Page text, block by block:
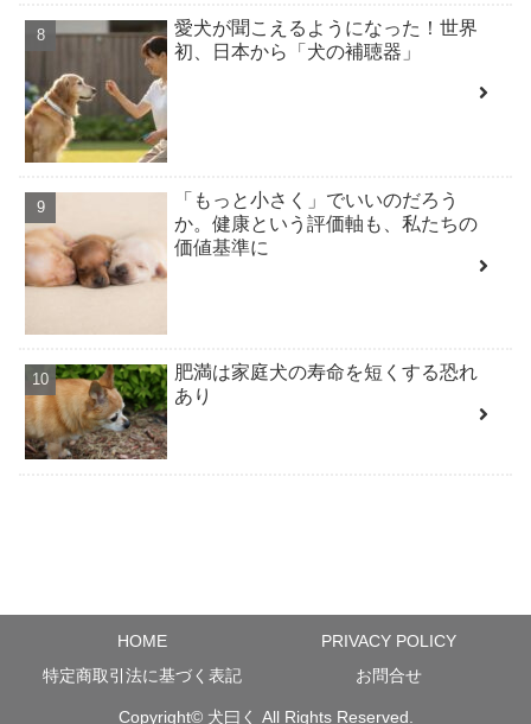
愛犬が聞こえるようになった！世界
初、日本から「犬の補聴器」
「もっと小さく」でいいのだろう
か。健康という評価軸も、私たちの
価値基準に
肥満は家庭犬の寿命を短くする恐れ
あり
HOME
PRIVACY POLICY
特定商取引法に基づく表記
お問合せ
Copyright© 犬曰く All Rights Reserved.